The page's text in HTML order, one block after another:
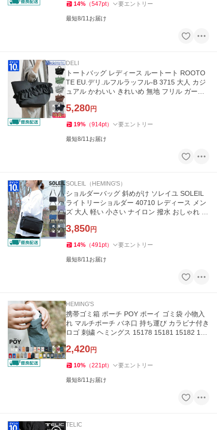
14% （547pt） 要エントリー
最短8/11お届け
DELI
トートバッグ レディース ルートート ROOTO
TE EU.デリ.ルフルラッフル-B 3715 大人 カジ
ュアル かわいい きれいめ 無地 フリル ガーリ
5,280円
19% （914pt） 要エントリー
最短8/11お届け
SOLEIL（HEMING'S）
ショルダーバッグ 斜めがけ ソレイユ SOLEIL
ライトリーショルダー 40710 レディース メン
ズ 大人 軽い 小さい ナイロン 撥水 おしゃれ カ
3,850円
14% （491pt） 要エントリー
最短8/11お届け
HEMING'S
携帯ゴミ箱 ポーチ POY ポーイ ゴミ袋 小物入
れ マルチポーチ バネ口 持ち運び カラビナ付き
ロゴ 刺繍 ヘミングス 15178 15181 15182 151
2,420円
10% （221pt） 要エントリー
最短8/11お届け
TELIC